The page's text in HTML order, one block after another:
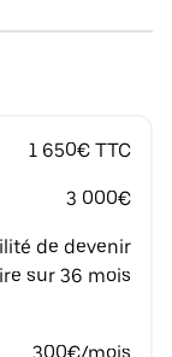
1 650€ TTC
3 000€
de devenir
sur 36 mois